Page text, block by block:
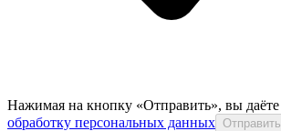
Нажимая на кнопку «Отправить», вы даёте
обработку персональных данных Отправить